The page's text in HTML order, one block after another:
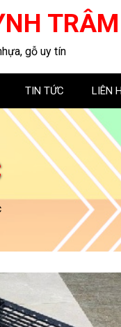
TRÂM
gỗ uy tín
TIN TỨC LIÊN